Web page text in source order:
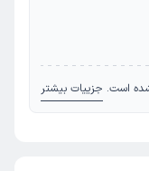
است. جزییات بیشتر